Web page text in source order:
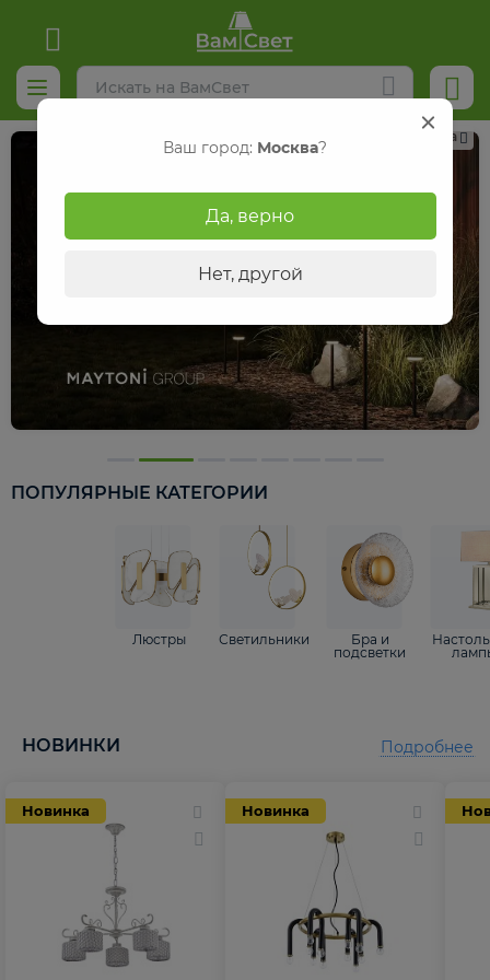
Реклама
ПОПУЛЯРНЫЕ КАТЕГОРИИ
Люстры Светильники
Бра и
подсветки
НОВИНКИ
Новинка Новинка
Подробнее
Ваш город: Москва?
Да, верно
Нет, другой